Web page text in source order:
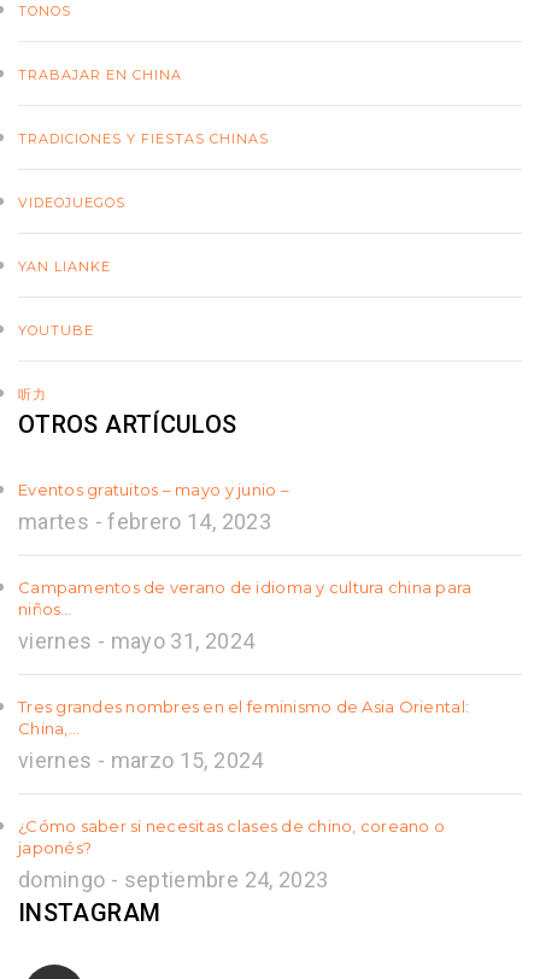
TONOS
TRABAJAR EN CHINA
TRADICIONES Y FIESTAS CHINAS
VIDEOJUEGOS
YAN LIANKE
YOUTUBE
听力
OTROS ARTÍCULOS
Eventos gratuitos – mayo y junio –
martes - febrero 14, 2023
Campamentos de verano de idioma y cultura china para
niños…
viernes - mayo 31, 2024
Tres grandes nombres en el feminismo de Asia Oriental:
China,…
viernes - marzo 15, 2024
¿Cómo saber si necesitas clases de chino, coreano o
japonés?
domingo - septiembre 24, 2023
INSTAGRAM